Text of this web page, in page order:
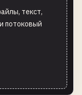
текст,
потоковый